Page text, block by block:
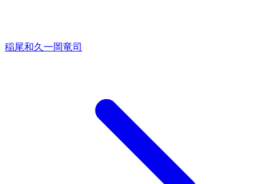
稲尾和久 一岡竜司